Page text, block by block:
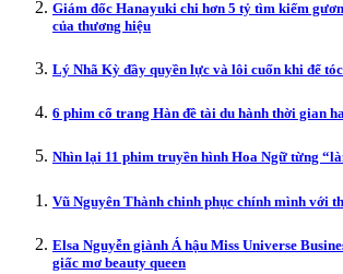
Giám đốc Hanayuki chi hơn 5 tỷ tìm kiếm
của thương hiệu
Lý Nhã Kỳ đầy quyền lực và lôi cuốn khi để
6 phim cổ trang Hàn đề tài du hành thời gian
Nhìn lại 11 phim truyền hình Hoa Ngữ từng
Vũ Nguyên Thành chinh phục chính mình với
Elsa Nguyễn giành Á hậu Miss Universe
giấc mơ beauty queen